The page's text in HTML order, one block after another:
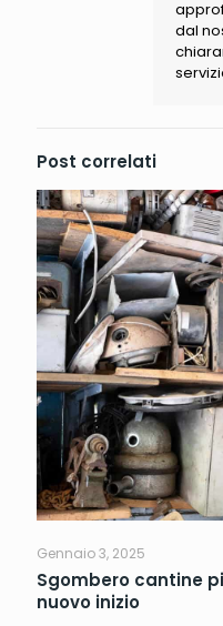
dal
Post correlati
Gennaio 3, 2025
Sgombero cantine
nuovo inizio